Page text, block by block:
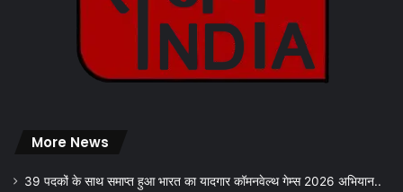
More News
39 पदकों के साथ समाप्त हुआ भारत का यादगार कॉमनवेल्थ गेम्स 2026 अभियान..